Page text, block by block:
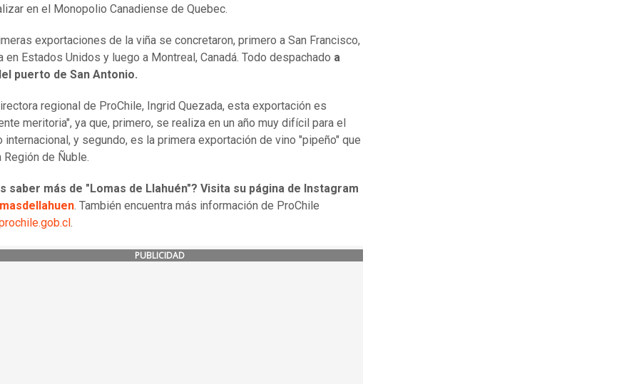
en el Monopolio Canadiense de Quebec.
exportaciones de la viña se concretaron, primero a San Francisco,
en Estados Unidos y luego a Montreal, Canadá. Todo despachado a
puerto de San Antonio.
regional de ProChile, Ingrid Quezada, esta exportación es
meritoria", ya que, primero, se realiza en un año muy difícil para el
internacional, y segundo, es la primera exportación de vino "pipeño" que
Región de Ñuble.
saber más de "Lomas de Llahuén"? Visita su página de Instagram
. También encuentra más información de ProChile
.
PUBLICIDAD